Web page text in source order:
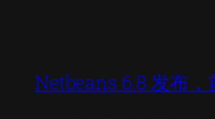
Netbeans 6.8 发布